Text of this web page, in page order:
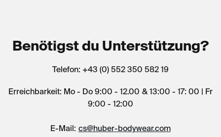
Benötigst du Unterstützung?
Telefon: +43 (0) 552 350 582 19
Erreichbarkeit: Mo - Do 9:00 - 12.00 & 13:00 - 17: 00 | Fr
9:00 - 12:00
E-Mail: cs@huber-bodywear.com